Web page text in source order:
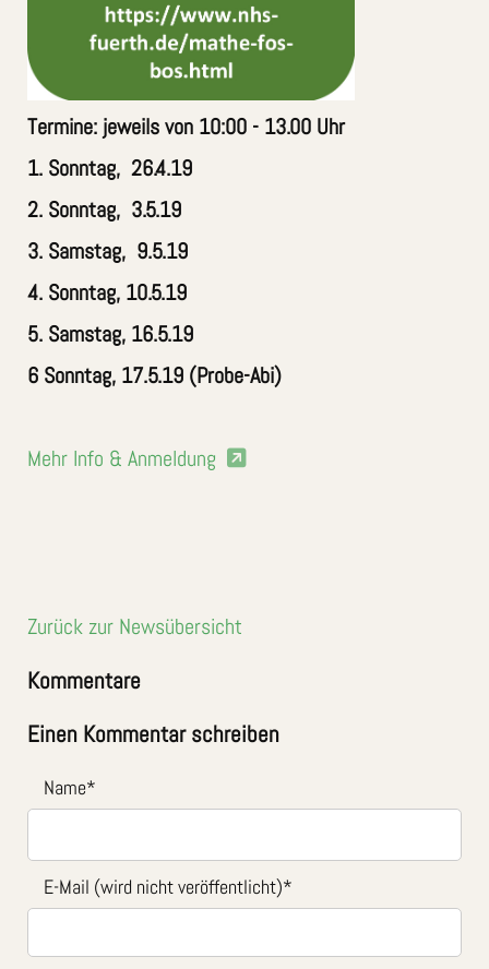
Termine: jeweils von 10:00 - 13.00 Uhr
1. Sonntag, 26.4.19
2. Sonntag, 3.5.19
3. Samstag, 9.5.19
4. Sonntag, 10.5.19
5. Samstag, 16.5.19
6 Sonntag, 17.5.19 (Probe-Abi)
Mehr Info & Anmeldung
Zurück zur Newsübersicht
Kommentare
Einen Kommentar schreiben
Name*
E-Mail (wird nicht veröffentlicht)*